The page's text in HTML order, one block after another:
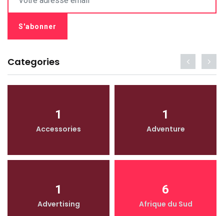
Categories
1
Accessories
1
Adventure
1
Advertising
6
Afrique du Sud